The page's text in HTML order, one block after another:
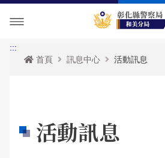
單位介紹
聯絡資訊
活動訊息
治安宣導
便民服務
:::
首頁
訊息中心 活動訊息
活動訊息